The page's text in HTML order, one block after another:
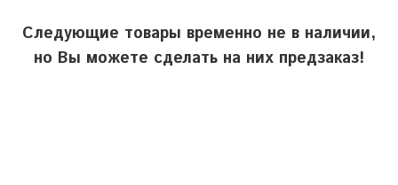
Следующие товары временно не в наличии,
но Вы можете сделать на них предзаказ!